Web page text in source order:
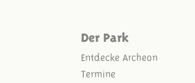
Der Park
Entdecke Archeon
Termine